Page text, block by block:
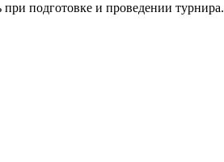
подготовке и проведении турнира.